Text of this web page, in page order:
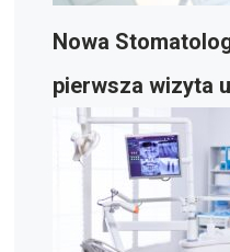
Nowa
pierwsza wizyta